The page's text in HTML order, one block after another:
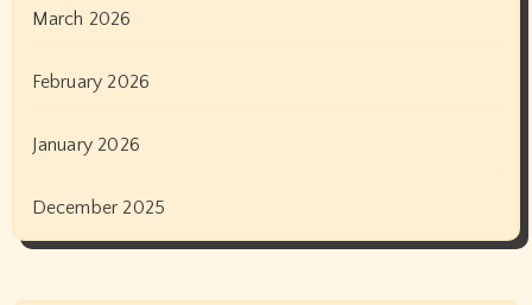
March 2026
February 2026
January 2026
December 2025